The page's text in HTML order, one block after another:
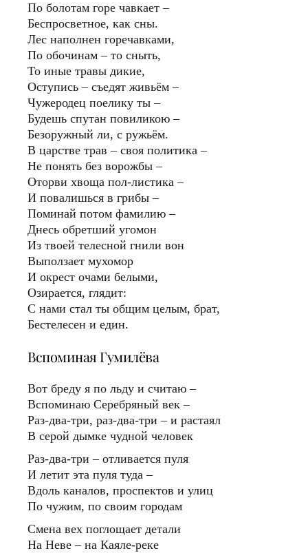
По болотам горе чавкает –
Беспросветное, как сны.
Лес наполнен горечавками,
По обочинам – то сныть,
То иные травы дикие,
Оступись – съедят живьём –
Чужеродец поелику ты –
Будешь спутан повиликою –
Безоружный ли, с ружьём.
В царстве трав – своя политика –
Не понять без ворожбы –
Оторви хвоща пол-листика –
И повалишься в грибы –
Поминай потом фамилию –
Днесь обретший угомон
Из твоей телесной гнили вон
Выползает мухомор
И окрест очами белыми,
Озирается, глядит:
С нами стал ты общим целым, брат,
Бестелесен и един.
Вспоминая Гумилёва
Вот бреду я по льду и считаю –
Вспоминаю Серебряный век –
Раз-два-три, раз-два-три – и растаял
В серой дымке чудной человек
Раз-два-три – отливается пуля
И летит эта пуля туда –
Вдоль каналов, проспектов и улиц
По чужим, по своим городам
Смена вех поглощает детали
На Неве – на Каяле-реке